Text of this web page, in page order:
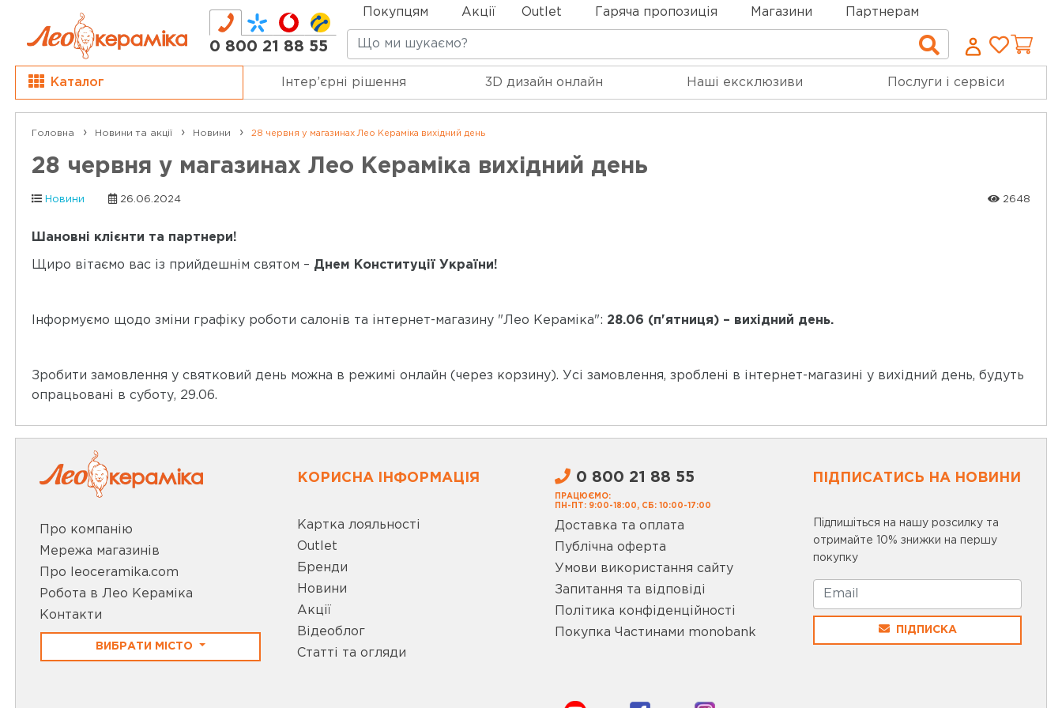
Покупцям Акції Outlet Гаряча пропозиція Магазини Партнерам
0 800 21 88 55 Пошук
Каталог Інтер’єрні рішення 3D дизайн онлайн Наші ексклюзиви Послуги і сервіси
Головна Новини та акції Новини 28 червня у магазинах Лео Кераміка вихідний день
28 червня у магазинах Лео Кераміка вихідний день
Новини 26.06.2024 2648
Шановні клієнти та партнери!
Щиро вітаємо вас із прийдешнім святом – Днем Конституції України!
Інформуємо щодо зміни графіку роботи салонів та інтернет-магазину "Лео Кераміка": 28.06 (п'ятниця) – вихідний день.
Зробити замовлення у святковий день можна в режимі онлайн (через корзину). Усі замовлення, зроблені в інтернет-магазині у вихідний день, будуть
опрацьовані в суботу, 29.06.
Про компанію
Мережа магазинів
Про leoceramika.com
Робота в Лео Кераміка
Контакти
ВИБРАТИ МІСТО
КОРИСНА ІНФОРМАЦІЯ
Картка лояльності
Outlet
Бренди
Новини
Акції
Відеоблог
Статті та огляди
0 800 21 88 55
ПРАЦЮЄМО:
ПН-ПТ: 9:00-18:00, СБ: 10:00-17:00
Доставка та оплата
Публічна оферта
Умови використання сайту
Запитання та відповіді
Політика конфіденційності
Покупка Частинами monobank
ПІДПИСАТИСЬ НА НОВИНИ
Підпишіться на нашу розсилку та
отримайте 10% знижки на першу
покупку
ПІДПИСКА